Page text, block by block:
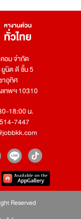
อม จำกัด
ยูนิต ดี ชั้น 5
าอุทิศ
เทพฯ 10310
18:00 น.
7447
Reserved